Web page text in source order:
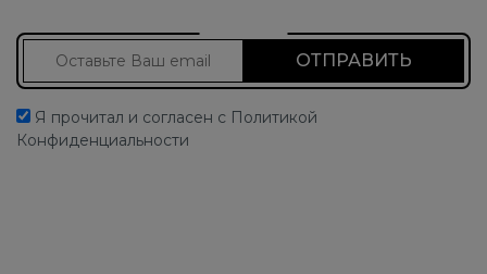
Я прочитал и согласен с Политикой
Конфиденциальности